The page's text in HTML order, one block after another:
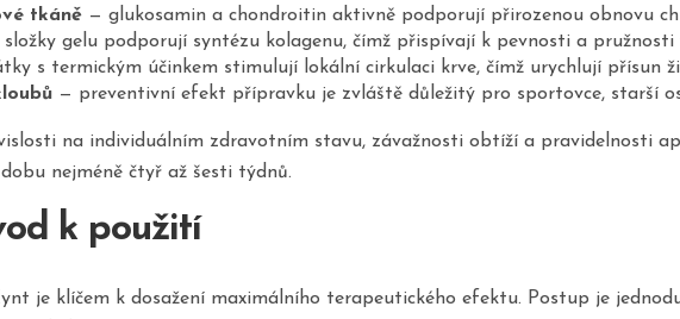
tkáně — glukosamin a chondroitin aktivně podporují přirozenou obnovu
složky gelu podporují syntézu kolagenu, čímž přispívají k pevnosti a
s termickým účinkem stimulují lokální cirkulaci krve, čímž urychlují přísun
— preventivní efekt přípravku je zvláště důležitý pro sportovce, starší
na individuálním zdravotním stavu, závažnosti obtíží a pravidelnosti
nejméně čtyř až šesti týdnů.
k použití
je klíčem k dosažení maximálního terapeutického efektu. Postup je